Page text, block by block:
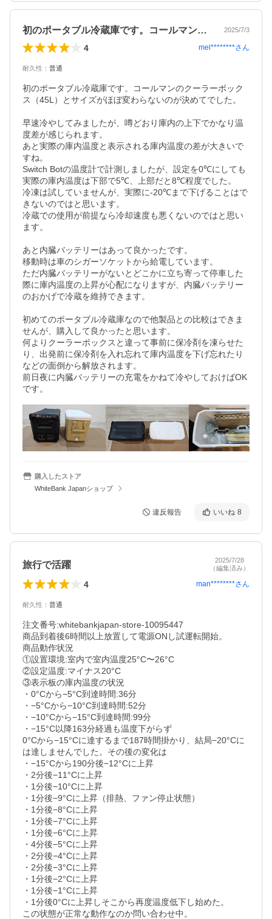
初のポータブル冷蔵庫です。コールマンの… 2025/7/3
4 mel********さん
耐久性 ： 普通
初のポータブル冷蔵庫です。コールマンのクーラーボック
ス（45L）とサイズがほぼ変わらないのが決めてでした。
早速冷やしてみましたが、噂どおり庫内の上下でかなり温
度差が感じられます。
あと実際の庫内温度と表示される庫内温度の差が大きいで
すね。
Switch Botの温度計で計測しましたが、設定を0℃にしても
実際の庫内温度は下部で5℃、上部だと8℃程度でした。
冷凍は試していませんが、実際に-20℃まで下げることはで
きないのではと思います。
冷蔵での使用が前提なら冷却速度も悪くないのではと思い
ます。
あと内臓バッテリーはあって良かったです。
移動時は車のシガーソケットから給電しています。
ただ内臓バッテリーがないとどこかに立ち寄って停車した
際に庫内温度の上昇が心配になりますが、内臓バッテリー
のおかげで冷蔵を維持できます。
初めてのポータブル冷蔵庫なので他製品との比較はできま
せんが、購入して良かったと思います。
何よりクーラーボックスと違って事前に保冷剤を凍らせた
り、出発前に保冷剤を入れ忘れて庫内温度を下げ忘れたり
などの面倒から解放されます。
前日夜に内臓バッテリーの充電をかねて冷やしておけばOK
です。
購入したストア
WhiteBank Japanショップ
違反報告 いいね 8
旅行で活躍
2025/7/28
（編集済み）
4 man********さん
耐久性 ： 普通
注文番号:whitebankjapan-store-10095447
商品到着後6時間以上放置して電源ONし試運転開始。
商品動作状況
①設置環境:室内で室内温度25°C〜26°C
②設定温度:マイナス20°C
③表示板の庫内温度の状況
・0°Cから−5°C到達時間:36分
・−5°Cから−10°C到達時間:52分
・−10°Cから−15°C到達時間:99分
・−15°C以降163分経過も温度下がらず
0°Cから−15°Cに達するまで187時間掛かり、結局−20°Cに
は達しませんでした。その後の変化は
・−15°Cから190分後−12°Cに上昇
・2分後−11°Cに上昇
・1分後−10°Cに上昇
・1分後−9°Cに上昇（排熱、ファン停止状態）
・1分後−8°Cに上昇
・1分後−7°Cに上昇
・1分後−6°Cに上昇
・4分後−5°Cに上昇
・2分後−4°Cに上昇
・2分後−3°Cに上昇
・1分後−2°Cに上昇
・1分後−1°Cに上昇
・1分後0°Cに上昇しそこから再度温度低下し始めた。
この状態が正常な動作なのか問い合わせ中。